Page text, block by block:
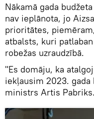
Nākamā gada
nav ieplānota, jo
prioritātes,
atbalsts, kuri
robežas uzraudzībā.
"Es domāju, ka
iekļausim 2023. gada
ministrs Artis Pabriks.